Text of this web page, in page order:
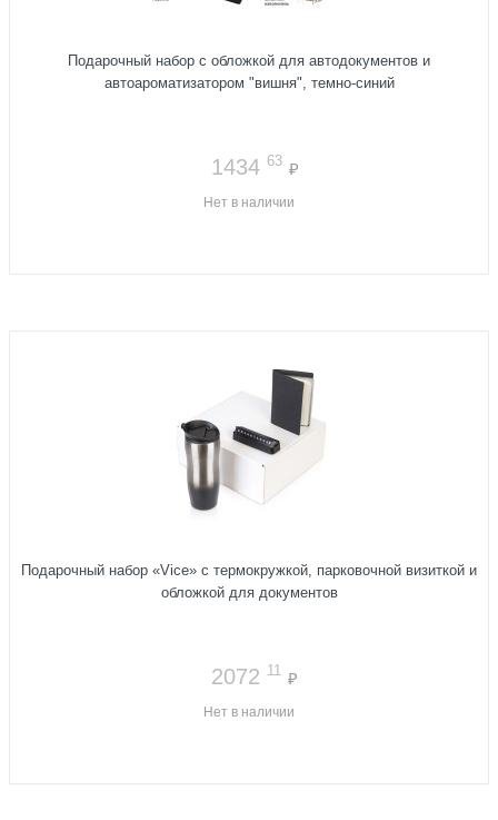
Подарочный набор с обложкой для автодокументов и
автоароматизатором "вишня", темно-синий
1434 63 ₽
Нет в наличии
Подарочный набор «Vice» с термокружкой, парковочной визиткой и
обложкой для документов
2072 11 ₽
Нет в наличии